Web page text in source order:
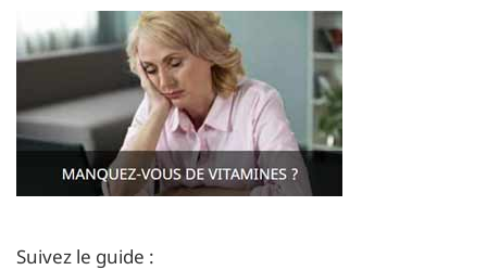
Suivez le guide :